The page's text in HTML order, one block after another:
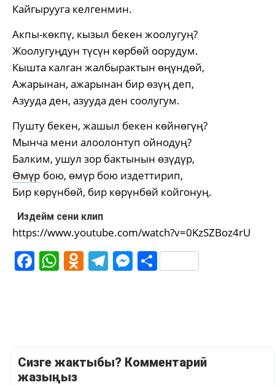
Кайгырууга келгенмин.
Акпы-көкпү, кызыл бекен жоолугуң?
Жоолугуңдун түсүн көрбөй оорудум.
Кышта калган жалбырактын өңүндөй,
Ажарынан, ажарынан бир өзүң деп,
Азууда ден, азууда ден соолугум.
Пушту бекен, жашыл бекен көйнөгүң?
Мынча мени алоолонтуп ойнодуң?
Балким, ушул зор бактынын өзүдүр,
Өмүр бою, өмүр бою издеттирип,
Бир көрүнбөй, бир көрүнбөй койгонуң.
Издейм сени клип
https://www.youtube.com/watch?v=0KzSZBoz4rU
Facebook
WhatsApp
Odnoklassniki
Telegram
Messenger
Share
Сизге жактыбы? Комментарий
жазыңыз